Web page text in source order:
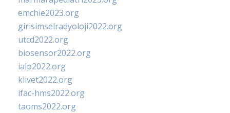
emchie2023.org
girisimselradyoloji2022.org
utcd2022.org
biosensor2022.org
ialp2022.org
klivet2022.org
ifac-hms2022.org
taoms2022.org